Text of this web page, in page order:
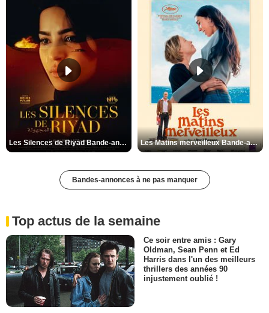
Les Silences de Riyad Bande-annonce VO STFR Les Matins merveilleux Bande-annonce VF
Bandes-annonces à ne pas manquer
Top actus de la semaine
Ce soir entre amis : Gary
Oldman, Sean Penn et Ed
Harris dans l'un des meilleurs
thrillers des années 90
injustement oublié !